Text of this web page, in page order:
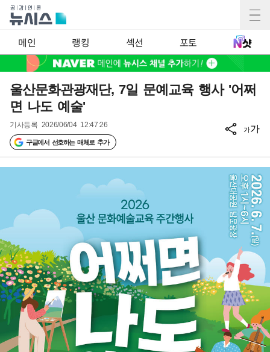
메인 랭킹 섹션 포토
울산문화관광재단, 7일 문예교육 행사 '어쩌
면 나도 예술'
기사등록 2026/06/04 12:47:26
구글에서 선호하는 매체로 추가
가가